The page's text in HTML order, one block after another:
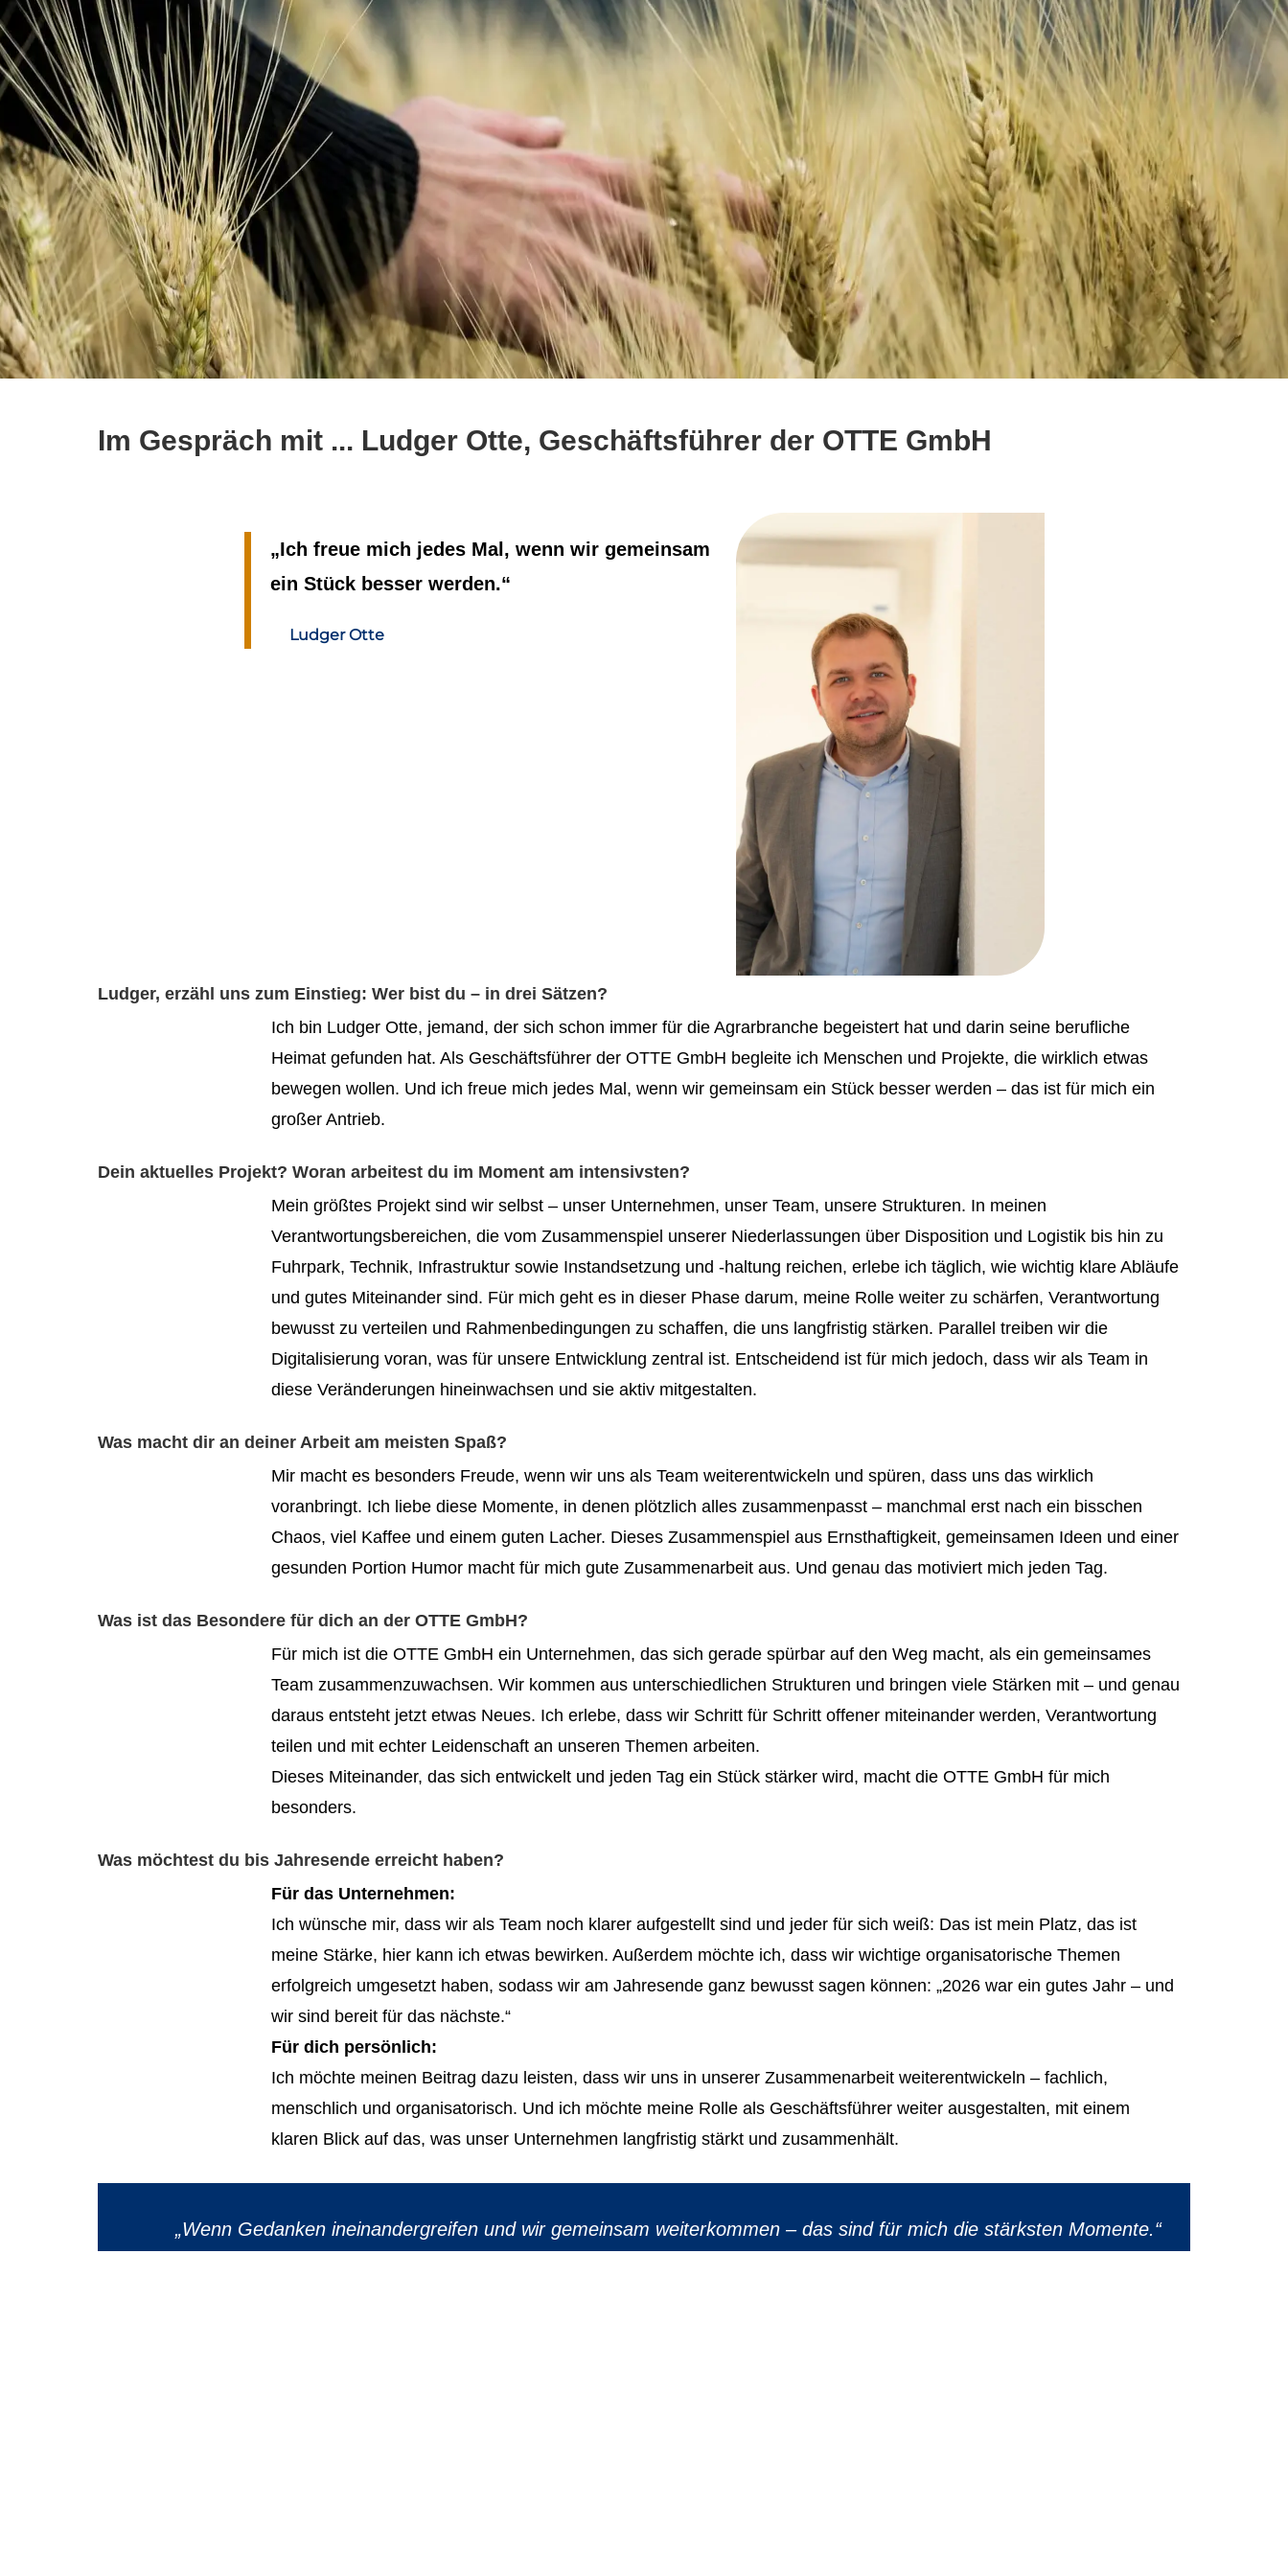
Im Gespräch mit ... Ludger Otte, Geschäftsführer der OTTE GmbH
„Ich freue mich jedes Mal, wenn wir gemeinsam
ein Stück besser werden.“
Ludger Otte
Ludger, erzähl uns zum Einstieg: Wer bist du – in drei Sätzen?
Ich bin Ludger Otte, jemand, der sich schon immer für die Agrarbranche begeistert hat und darin seine berufliche
Heimat gefunden hat. Als Geschäftsführer der OTTE GmbH begleite ich Menschen und Projekte, die wirklich etwas
bewegen wollen. Und ich freue mich jedes Mal, wenn wir gemeinsam ein Stück besser werden – das ist für mich ein
großer Antrieb.
Dein aktuelles Projekt? Woran arbeitest du im Moment am intensivsten?
Mein größtes Projekt sind wir selbst – unser Unternehmen, unser Team, unsere Strukturen. In meinen
Verantwortungsbereichen, die vom Zusammenspiel unserer Niederlassungen über Disposition und Logistik bis hin zu
Fuhrpark, Technik, Infrastruktur sowie Instandsetzung und -haltung reichen, erlebe ich täglich, wie wichtig klare Abläufe
und gutes Miteinander sind. Für mich geht es in dieser Phase darum, meine Rolle weiter zu schärfen, Verantwortung
bewusst zu verteilen und Rahmenbedingungen zu schaffen, die uns langfristig stärken. Parallel treiben wir die
Digitalisierung voran, was für unsere Entwicklung zentral ist. Entscheidend ist für mich jedoch, dass wir als Team in
diese Veränderungen hineinwachsen und sie aktiv mitgestalten.
Was macht dir an deiner Arbeit am meisten Spaß?
Mir macht es besonders Freude, wenn wir uns als Team weiterentwickeln und spüren, dass uns das wirklich
voranbringt. Ich liebe diese Momente, in denen plötzlich alles zusammenpasst – manchmal erst nach ein bisschen
Chaos, viel Kaffee und einem guten Lacher. Dieses Zusammenspiel aus Ernsthaftigkeit, gemeinsamen Ideen und einer
gesunden Portion Humor macht für mich gute Zusammenarbeit aus. Und genau das motiviert mich jeden Tag.
Was ist das Besondere für dich an der OTTE GmbH?
Für mich ist die OTTE GmbH ein Unternehmen, das sich gerade spürbar auf den Weg macht, als ein gemeinsames
Team zusammenzuwachsen. Wir kommen aus unterschiedlichen Strukturen und bringen viele Stärken mit – und genau
daraus entsteht jetzt etwas Neues. Ich erlebe, dass wir Schritt für Schritt offener miteinander werden, Verantwortung
teilen und mit echter Leidenschaft an unseren Themen arbeiten.
Dieses Miteinander, das sich entwickelt und jeden Tag ein Stück stärker wird, macht die OTTE GmbH für mich
besonders.
Was möchtest du bis Jahresende erreicht haben?
Für das Unternehmen:
Ich wünsche mir, dass wir als Team noch klarer aufgestellt sind und jeder für sich weiß: Das ist mein Platz, das ist
meine Stärke, hier kann ich etwas bewirken. Außerdem möchte ich, dass wir wichtige organisatorische Themen
erfolgreich umgesetzt haben, sodass wir am Jahresende ganz bewusst sagen können: „2026 war ein gutes Jahr – und
wir sind bereit für das nächste.“
Für dich persönlich:
Ich möchte meinen Beitrag dazu leisten, dass wir uns in unserer Zusammenarbeit weiterentwickeln – fachlich,
menschlich und organisatorisch. Und ich möchte meine Rolle als Geschäftsführer weiter ausgestalten, mit einem
klaren Blick auf das, was unser Unternehmen langfristig stärkt und zusammenhält.
„Wenn Gedanken ineinandergreifen und wir gemeinsam weiterkommen – das sind für mich die stärksten Momente.“